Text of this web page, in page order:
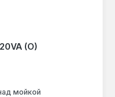
(O)
мойкой